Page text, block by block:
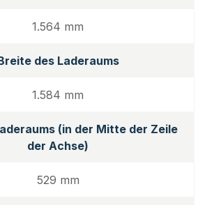
1.564 mm
des Laderaums
1.584 mm
(in der Mitte der Zeile
der Achse)
529 mm